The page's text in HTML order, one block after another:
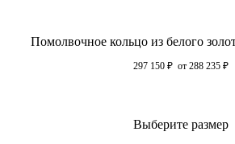
Помолвочное кольцо из белого
297 150 ₽ от 288 235 ₽
Выберите размер